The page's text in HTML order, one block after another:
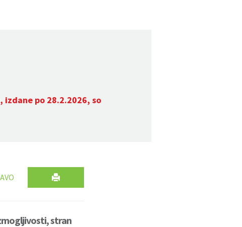
po 28.2.2026, so
stran